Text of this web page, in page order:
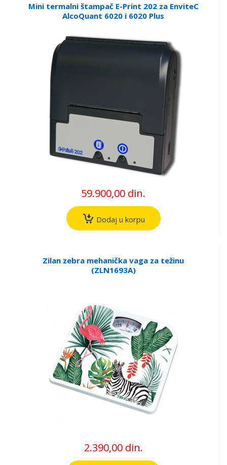
Mini termalni štampač E-Print 202 za EnviteC
AlcoQuant 6020 i 6020 Plus
59.900,00 din.
Dodaj u korpu
Zilan zebra mehanička vaga za težinu
(ZLN1693A)
2.390,00 din.